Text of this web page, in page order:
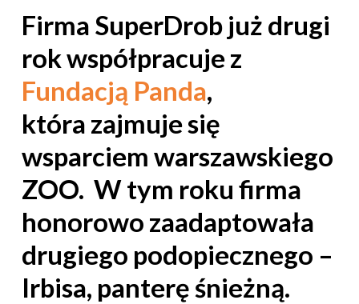
Firma SuperDrob już drugi
rok współpracuje z
Fundacją Panda,
która zajmuje się
wsparciem warszawskiego
ZOO. W tym roku firma
honorowo zaadaptowała
drugiego podopiecznego –
Irbisa, panterę śnieżną.